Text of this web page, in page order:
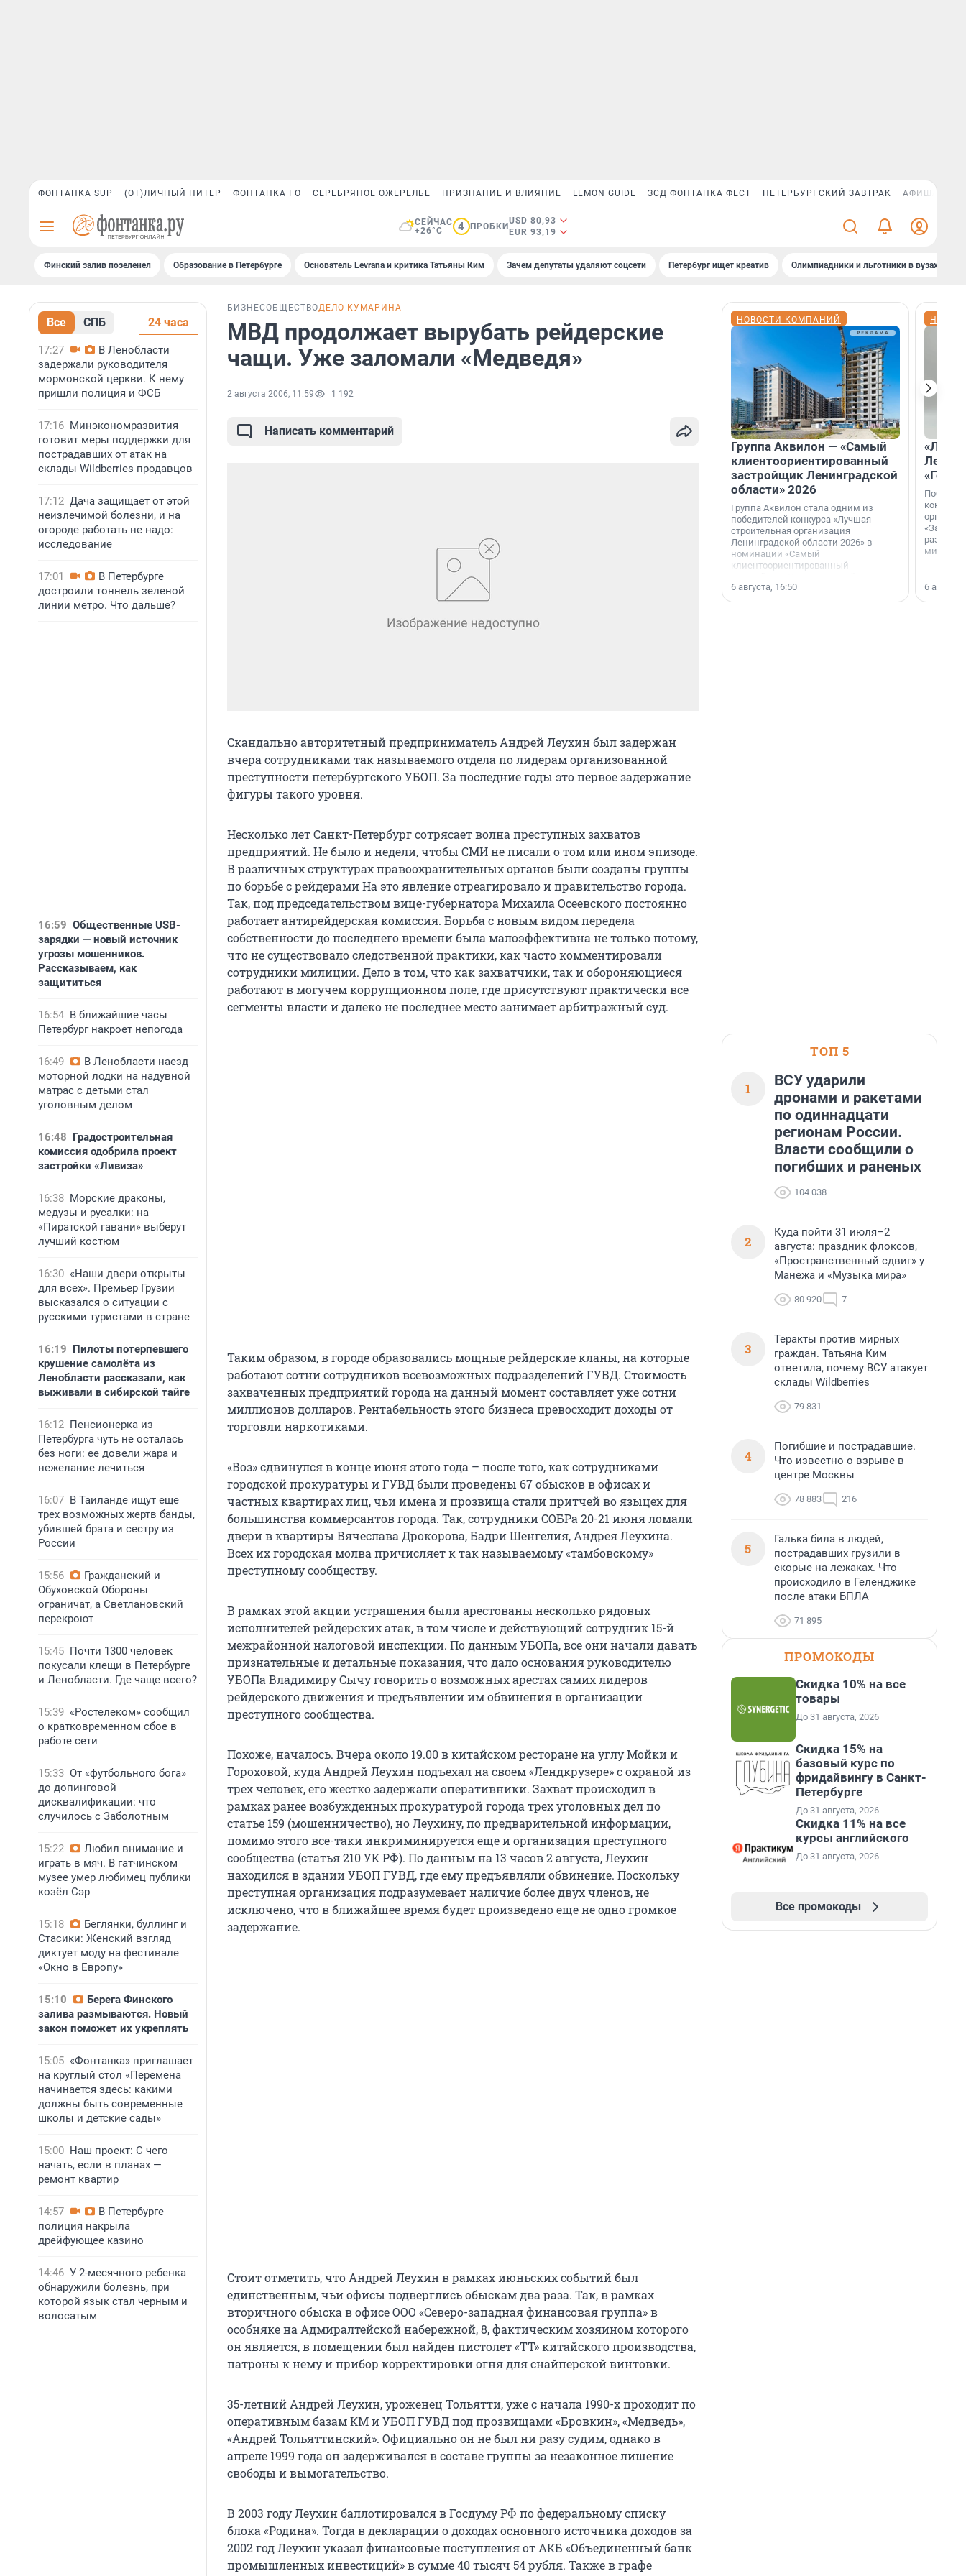
ФОНТАНКА SUP (ОТ)ЛИЧНЫЙ ПИТЕР ФОНТАНКА ГО СЕРЕБРЯНОЕ ОЖЕРЕЛЬЕ ПРИЗНАНИЕ И ВЛИЯНИЕ LEMON GUIDE ЗСД ФОНТАНКА ФЕСТ ПЕТЕРБУРГСКИЙ ЗАВТРАК АФИША PLUS
СЕЙЧАС
+26°C
4 ПРОБКИ
USD 80,93
EUR 93,19
Финский залив позеленел Образование в Петербурге Основатель Levrana и критика Татьяны Ким Зачем депутаты удаляют соцсети Петербург ищет креатив Олимпиадники и льготники в вузах СПб
Все СПБ 24 часа
17:27
В Ленобласти
задержали руководителя
мормонской церкви. К нему
пришли полиция и ФСБ
17:16 Минэкономразвития
готовит меры поддержки для
пострадавших от атак на
склады Wildberries продавцов
17:12 Дача защищает от этой
неизлечимой болезни, и на
огороде работать не надо:
исследование
17:01
В Петербурге
достроили тоннель зеленой
линии метро. Что дальше?
16:59 Общественные USB-
зарядки — новый источник
угрозы мошенников.
Рассказываем, как
защититься
16:54 В ближайшие часы
Петербург накроет непогода
16:49
В Ленобласти наезд
моторной лодки на надувной
матрас с детьми стал
уголовным делом
16:48 Градостроительная
комиссия одобрила проект
застройки «Ливиза»
16:38 Морские драконы,
медузы и русалки: на
«Пиратской гавани» выберут
лучший костюм
16:30 «Наши двери открыты
для всех». Премьер Грузии
высказался о ситуации с
русскими туристами в стране
16:19 Пилоты потерпевшего
крушение самолёта из
Ленобласти рассказали, как
выживали в сибирской тайге
16:12 Пенсионерка из
Петербурга чуть не осталась
без ноги: ее довели жара и
нежелание лечиться
16:07 В Таиланде ищут еще
трех возможных жертв банды,
убившей брата и сестру из
России
15:56
Гражданский и
Обуховской Обороны
ограничат, а Светлановский
перекроют
15:45 Почти 1300 человек
покусали клещи в Петербурге
и Ленобласти. Где чаще всего?
15:39 «Ростелеком» сообщил
о кратковременном сбое в
работе сети
15:33 От «футбольного бога»
до допинговой
дисквалификации: что
случилось с Заболотным
15:22
Любил внимание и
играть в мяч. В гатчинском
музее умер любимец публики
козёл Сэр
15:18
Беглянки, буллинг и
Стасики: Женский взгляд
диктует моду на фестивале
«Окно в Европу»
15:10
Берега Финского
залива размываются. Новый
закон поможет их укреплять
15:05 «Фонтанка» приглашает
на круглый стол «Перемена
начинается здесь: какими
должны быть современные
школы и детские сады»
15:00 Наш проект: С чего
начать, если в планах —
ремонт квартир
14:57
В Петербурге
полиция накрыла
дрейфующее казино
14:46 У 2-месячного ребенка
обнаружили болезнь, при
которой язык стал черным и
волосатым
БИЗНЕСОБЩЕСТВОДЕЛО КУМАРИНА
МВД продолжает вырубать рейдерские
чащи. Уже заломали «Медведя»
2 августа 2006, 11:59 1 192
Написать комментарий
Скандально авторитетный предприниматель Андрей Леухин был задержан
вчера сотрудниками так называемого отдела по лидерам организованной
преступности петербургского УБОП. За последние годы это первое задержание
фигуры такого уровня.
Несколько лет Санкт-Петербург сотрясает волна преступных захватов
предприятий. Не было и недели, чтобы СМИ не писали о том или ином эпизоде.
В различных структурах правоохранительных органов были созданы группы
по борьбе с рейдерами На это явление отреагировало и правительство города.
Так, под председательством вице-губернатора Михаила Осеевского постоянно
работает антирейдерская комиссия. Борьба с новым видом передела
собственности до последнего времени была малоэффективна не только потому,
что не существовало следственной практики, как часто комментировали
сотрудники милиции. Дело в том, что как захватчики, так и обороняющиеся
работают в могучем коррупционном поле, где присутствуют практически все
сегменты власти и далеко не последнее место занимает арбитражный суд.
Таким образом, в городе образовались мощные рейдерские кланы, на которые
работают сотни сотрудников всевозможных подразделений ГУВД. Стоимость
захваченных предприятий города на данный момент составляет уже сотни
миллионов долларов. Рентабельность этого бизнеса превосходит доходы от
торговли наркотиками.
«Воз» сдвинулся в конце июня этого года – после того, как сотрудниками
городской прокуратуры и ГУВД были проведены 67 обысков в офисах и
частных квартирах лиц, чьи имена и прозвища стали притчей во языцех для
большинства коммерсантов города. Так, сотрудники СОБРа 20-21 июня ломали
двери в квартиры Вячеслава Дрокорова, Бадри Шенгелия, Андрея Леухина.
Всех их городская молва причисляет к так называемому «тамбовскому»
преступному сообществу.
В рамках этой акции устрашения были арестованы несколько рядовых
исполнителей рейдерских атак, в том числе и действующий сотрудник 15-й
межрайонной налоговой инспекции. По данным УБОПа, все они начали давать
признательные и детальные показания, что дало основания руководителю
УБОПа Владимиру Сычу говорить о возможных арестах самих лидеров
рейдерского движения и предъявлении им обвинения в организации
преступного сообщества.
Похоже, началось. Вчера около 19.00 в китайском ресторане на углу Мойки и
Гороховой, куда Андрей Леухин подъехал на своем «Лендкрузере» с охраной из
трех человек, его жестко задержали оперативники. Захват происходил в
рамках ранее возбужденных прокуратурой города трех уголовных дел по
статье 159 (мошенничество), но Леухину, по предварительной информации,
помимо этого все-таки инкриминируется еще и организация преступного
сообщества (статья 210 УК РФ). По данным на 13 часов 2 августа, Леухин
находился в здании УБОП ГУВД, где ему предъявляли обвинение. Поскольку
преступная организация подразумевает наличие более двух членов, не
исключено, что в ближайшее время будет произведено еще не одно громкое
задержание.
Стоит отметить, что Андрей Леухин в рамках июньских событий был
единственным, чьи офисы подверглись обыскам два раза. Так, в рамках
вторичного обыска в офисе ООО «Северо-западная финансовая группа» в
особняке на Адмиралтейской набережной, 8, фактическим хозяином которого
он является, в помещении был найден пистолет «ТТ» китайского производства,
патроны к нему и прибор корректировки огня для снайперской винтовки.
35-летний Андрей Леухин, уроженец Тольятти, уже с начала 1990-х проходит по
оперативным базам КМ и УБОП ГУВД под прозвищами «Бровкин», «Медведь»,
«Андрей Тольяттинский». Официально он не был ни разу судим, однако в
апреле 1999 года он задерживался в составе группы за незаконное лишение
свободы и вымогательство.
В 2003 году Леухин баллотировался в Госдуму РФ по федеральному списку
блока «Родина». Тогда в декларации о доходах основного источника доходов за
2002 год Леухин указал финансовые поступления от АКБ «Объединенный банк
промышленных инвестиций» в сумме 40 тысяч 54 рубля. Также в графе
НОВОСТИ КОМПАНИЙ
Группа Аквилон — «Самый
клиентоориентированный
застройщик Ленинградской
области» 2026
Группа Аквилон стала одним из
победителей конкурса «Лучшая
строительная организация
Ленинградской области 2026» в
номинации «Самый
клиентоориентированный
области».
6 августа, 16:50
«За
6
ТОП 5
1
ВСУ ударили
дронами и ракетами
по одиннадцати
регионам России.
Власти сообщили о
погибших и раненых
104 038
2
Куда пойти 31 июля–2
августа: праздник флоксов,
«Пространственный сдвиг» у
Манежа и «Музыка мира»
80 920 7
3
Теракты против мирных
граждан. Татьяна Ким
ответила, почему ВСУ атакует
склады Wildberries
79 831
4
Погибшие и пострадавшие.
Что известно о взрыве в
центре Москвы
78 883 216
5
Галька била в людей,
пострадавших грузили в
скорые на лежаках. Что
происходило в Геленджике
после атаки БПЛА
71 895
ПРОМОКОДЫ
Скидка 10% на все
товары
До 31 августа, 2026
Скидка 15% на
базовый курс по
фридайвингу в Санкт-
Петербурге
До 31 августа, 2026
Скидка 11% на все
курсы английского
До 31 августа, 2026
Все промокоды